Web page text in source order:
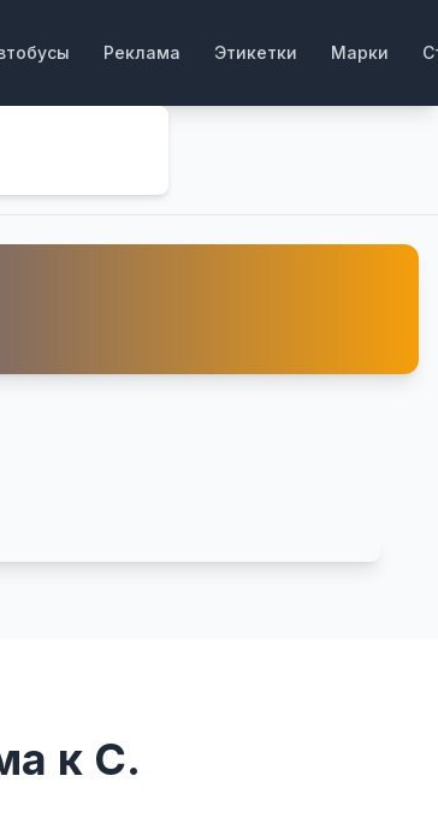
Реклама Этикетки Марки
к С.